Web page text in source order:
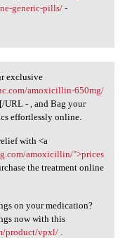
generic-pills/-
our
exclusive
amoxicillin-650mg/
- , and Bag your
effortlessly online.
with <a
amoxicillin/">prices
the treatment online
on your medication?
now with this
product/vpxl/.